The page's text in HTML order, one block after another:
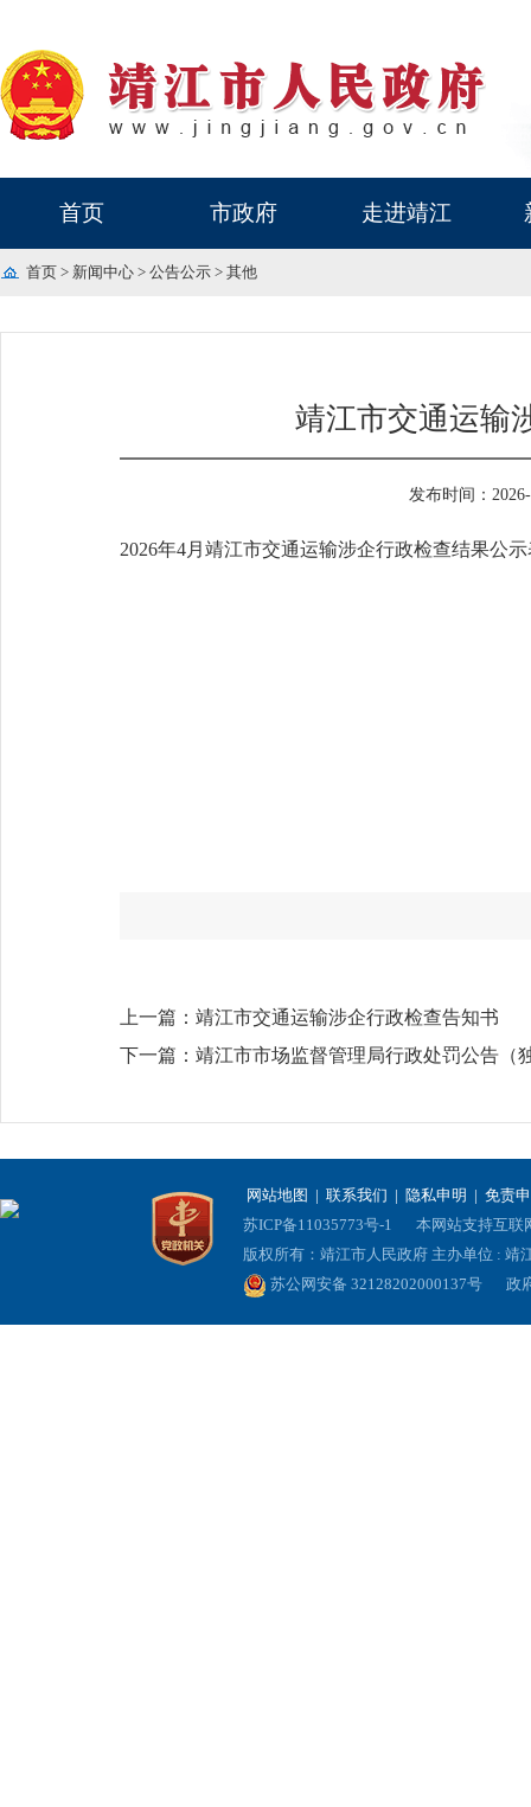
首页 市政府 走进靖江
首页 > 新闻中心 > 公告公示 > 其他
靖江市交通运输
发布时间：
2026年4月靖江市交通运输涉企行政检查结果公示
上一篇： 靖江市交通运输涉企行政检查告知书
下一篇： 靖江市市场监督管理局行政处罚公告（
网站地图 | 联系我们 | 隐私申明 | 免责
苏ICP备11035773号-1
本网站支持互联
版权所有：靖江市人民政府 主办单位 : 靖
苏公网安备 32128202000137号
政